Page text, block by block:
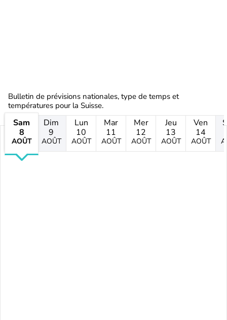
Bulletin de prévisions nationales, type de temps et
températures pour la Suisse.
Sam
8
AOÛT
Dim
9
AOÛT
Lun
10
AOÛT
Mar
11
AOÛT
Mer
12
AOÛT
Jeu
13
AOÛT
Ven
14
AOÛT